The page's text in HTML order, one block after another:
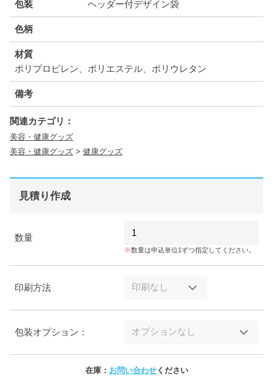
包装 ヘッダー付デザイン袋
色柄
材質
ポリプロピレン、ポリエステル、ポリウレタン
備考
関連カテゴリ：
美容・健康グッズ
美容・健康グッズ > 健康グッズ
見積り作成
数量
数量は申込単位1ずつ指定してください。
印刷方法
包装オプション：
在庫： お問い合わせください